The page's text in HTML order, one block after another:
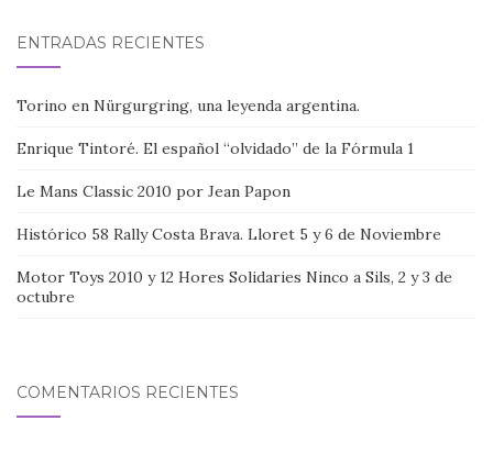
ENTRADAS RECIENTES
Torino en Nürgurgring, una leyenda argentina.
Enrique Tintoré. El español “olvidado” de la Fórmula 1
Le Mans Classic 2010 por Jean Papon
Histórico 58 Rally Costa Brava. Lloret 5 y 6 de Noviembre
Motor Toys 2010 y 12 Hores Solidaries Ninco a Sils, 2 y 3 de
octubre
COMENTARIOS RECIENTES